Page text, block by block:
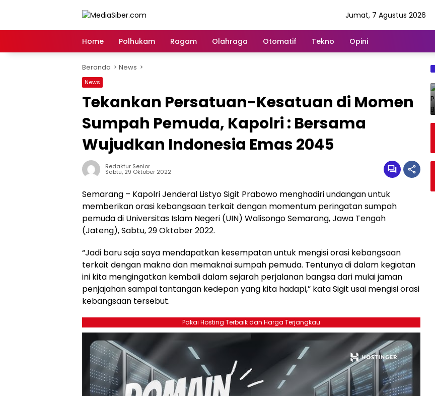
Jumat, 7 Agustus 2026
Home Polhukam Ragam Olahraga Otomatif Tekno Opini
Beranda News
News
Tekankan Persatuan-Kesatuan di Momen
Sumpah Pemuda, Kapolri : Bersama
Wujudkan Indonesia Emas 2045
Redaktur Senior
Sabtu, 29 Oktober 2022
Semarang – Kapolri Jenderal Listyo Sigit Prabowo menghadiri undangan untuk
memberikan orasi kebangsaan terkait dengan momentum peringatan sumpah
pemuda di Universitas Islam Negeri (UIN) Walisongo Semarang, Jawa Tengah
(Jateng), Sabtu, 29 Oktober 2022.
“Jadi baru saja saya mendapatkan kesempatan untuk mengisi orasi kebangsaan
terkait dengan makna dan memaknai sumpah pemuda. Tentunya di dalam kegiatan
ini kita mengingatkan kembali dalam sejarah perjalanan bangsa dari mulai jaman
penjajahan sampai tantangan kedepan yang kita hadapi,” kata Sigit usai mengisi orasi
kebangsaan tersebut.
Pakai Hosting Terbaik dan Harga Terjangkau